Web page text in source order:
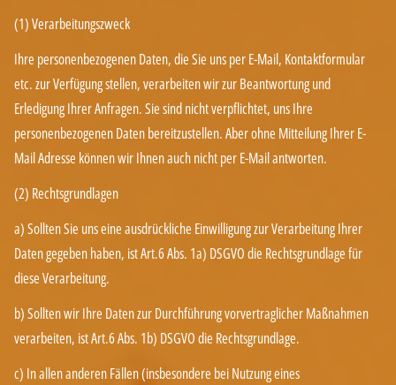
(1) Verarbeitungszweck
Ihre personenbezogenen Daten, die Sie uns per E-Mail, Kontaktformular
etc. zur Verfügung stellen, verarbeiten wir zur Beantwortung und
Erledigung Ihrer Anfragen. Sie sind nicht verpflichtet, uns Ihre
personenbezogenen Daten bereitzustellen. Aber ohne Mitteilung Ihrer E-
Mail Adresse können wir Ihnen auch nicht per E-Mail antworten.
(2) Rechtsgrundlagen
a) Sollten Sie uns eine ausdrückliche Einwilligung zur Verarbeitung Ihrer
Daten gegeben haben, ist Art.6 Abs. 1a) DSGVO die Rechtsgrundlage für
diese Verarbeitung.
b) Sollten wir Ihre Daten zur Durchführung vorvertraglicher Maßnahmen
verarbeiten, ist Art.6 Abs. 1b) DSGVO die Rechtsgrundlage.
c) In allen anderen Fällen (insbesondere bei Nutzung eines